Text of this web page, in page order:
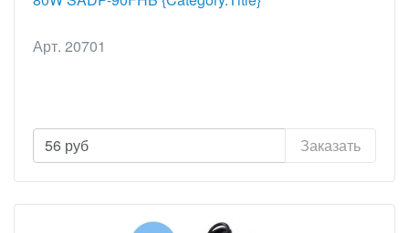
Арт. 20701
56 руб Заказать